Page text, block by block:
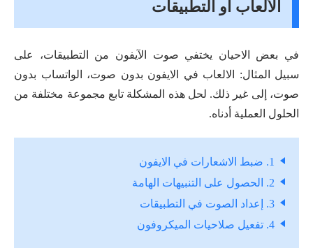
الألعاب أو التطبيقات
في بعض الاحيان يختفي صوت الآيفون من التطبيقات، على
سبيل المثال: الالعاب في الايفون بدون صوت، الواتساب بدون
صوت، إلى غير ذلك. لحل هذه المشكلة تابع مجموعة مختلفة من
الحلول العملية أدناه.
1. ضبط الاشعارات في الايفون
2. الحصول على التنبيهات الهامة
3. إعداد الصوت في التطبيقات
4. تفعيل صلاحيات الميكروفون